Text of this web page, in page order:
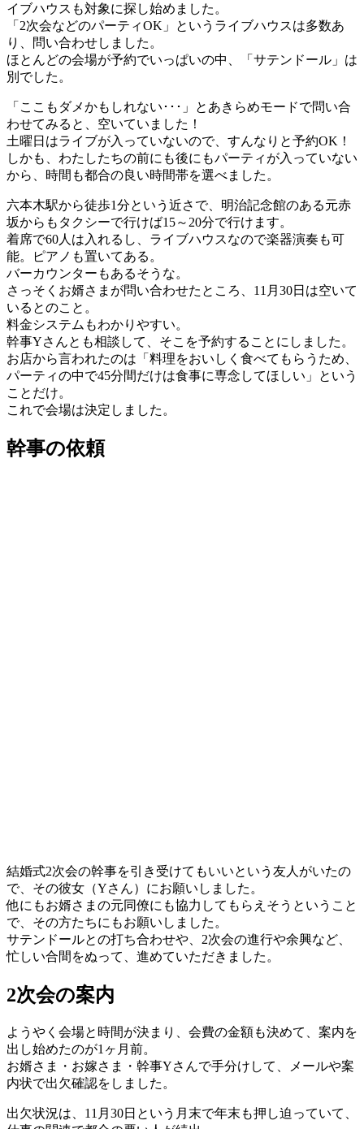
イブハウスも対象に探し始めました。
「2次会などのパーティOK」というライブハウスは多数あ
り、問い合わせしました。
ほとんどの会場が予約でいっぱいの中、「サテンドール」は
別でした。
「ここもダメかもしれない･･･」とあきらめモードで問い合
わせてみると、空いていました！
土曜日はライブが入っていないので、すんなりと予約OK！
しかも、わたしたちの前にも後にもパーティが入っていない
から、時間も都合の良い時間帯を選べました。
六本木駅から徒歩1分という近さで、明治記念館のある元赤
坂からもタクシーで行けば15～20分で行けます。
着席で60人は入れるし、ライブハウスなので楽器演奏も可
能。ピアノも置いてある。
バーカウンターもあるそうな。
さっそくお婿さまが問い合わせたところ、11月30日は空いて
いるとのこと。
料金システムもわかりやすい。
幹事Yさんとも相談して、そこを予約することにしました。
お店から言われたのは「料理をおいしく食べてもらうため、
パーティの中で45分間だけは食事に専念してほしい」という
ことだけ。
これで会場は決定しました。
幹事の依頼
結婚式2次会の幹事を引き受けてもいいという友人がいたの
で、その彼女（Yさん）にお願いしました。
他にもお婿さまの元同僚にも協力してもらえそうということ
で、その方たちにもお願いしました。
サテンドールとの打ち合わせや、2次会の進行や余興など、
忙しい合間をぬって、進めていただきました。
2次会の案内
ようやく会場と時間が決まり、会費の金額も決めて、案内を
出し始めたのが1ヶ月前。
お婿さま・お嫁さま・幹事Yさんで手分けして、メールや案
内状で出欠確認をしました。
出欠状況は、11月30日という月末で年末も押し迫っていて、